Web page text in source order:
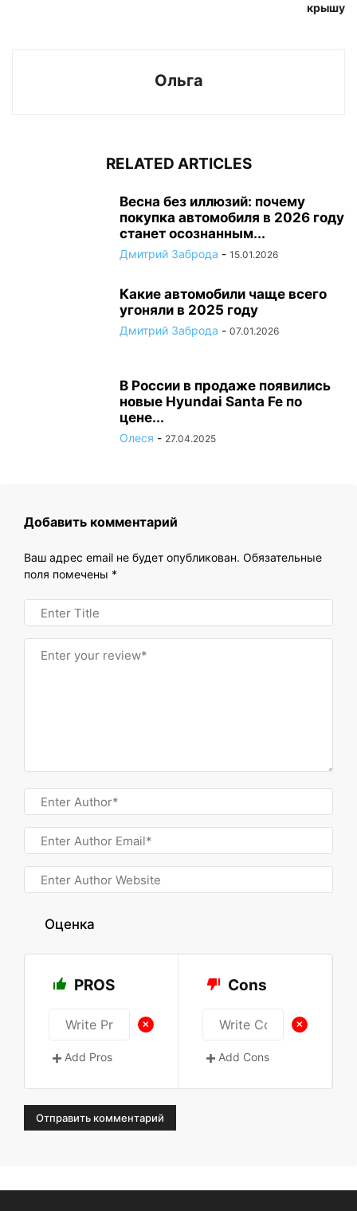
крышу
Ольга
RELATED ARTICLES
Весна без иллюзий: почему
покупка автомобиля в 2026 году
станет осознанным...
Дмитрий Заброда - 15.01.2026
Какие автомобили чаще всего
угоняли в 2025 году
Дмитрий Заброда - 07.01.2026
В России в продаже появились
новые Hyundai Santa Fe по
цене...
Олеся - 27.04.2025
Добавить комментарий
Ваш адрес email не будет опубликован. Обязательные
поля помечены *
Оценка
PROS
+
Add Pros
Cons
+
Add Cons